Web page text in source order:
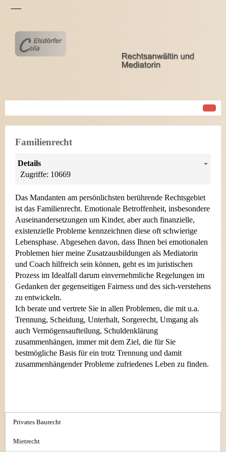
Familienrecht
Details
Zugriffe: 10669
Das Mandanten am persönlichsten berührende Rechtsgebiet
ist das Familienrecht. Emotionale Betroffenheit, insbesondere
Auseinandersetzungen um Kinder, aber auch finanzielle,
existenzielle Probleme kennzeichnen diese oft schwierige
Lebensphase. Abgesehen davon, dass Ihnen bei emotionalen
Problemen hier meine Zusatzausbildungen als Mediatorin
und Coach hilfreich sein können, geht es im juristischen
Prozess im Idealfall darum einvernehmliche Regelungen im
Gedanken der gegenseitigen Fairness und des sich-verstehens
zu entwickeln.
Ich berate und vertrete Sie in allen Problemen, die mit u.a.
Trennung, Scheidung, Unterhalt, Sorgerecht, Umgang als
auch Vermögensaufteilung, Schuldenklärung
zusammenhängen, immer mit dem Ziel, die für Sie
bestmögliche Basis für ein trotz Trennung und damit
zusammenhängender Probleme zufriedenes Leben zu finden.
Privates Baurecht
Mietrecht